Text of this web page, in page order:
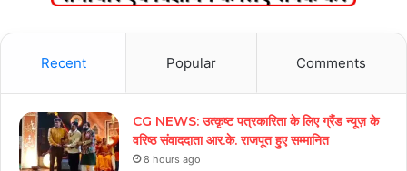
Recent Popular Comments
CG NEWS: उत्कृष्ट पत्रकारिता के लिए ग्रैंड न्यूज़ के
वरिष्ठ संवाददाता आर.के. राजपूत हुए सम्मानित
8 hours ago